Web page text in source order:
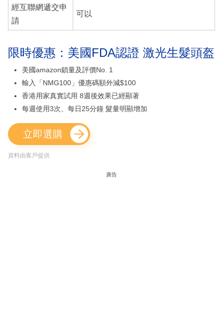
經互聯網遞交申
請
可以
限時優惠：美國FDA認證 激光生髮頭盔
美國amazon鎖量及評價No. 1
輸入「NMG100」優惠碼額外減$100
香港用家真實試用 8週後效果已經顯著
每週使用3次、每日25分鐘 髮量明顯增加
立即選購
資料由客戶提供
廣告